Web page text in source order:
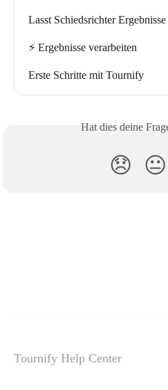
Lasst Schiedsrichter
⚡️ Ergebnisse verarbeiten
Erste Schritte mit Tournify
Hat dies deine
😞 😐
Tournify Help Center